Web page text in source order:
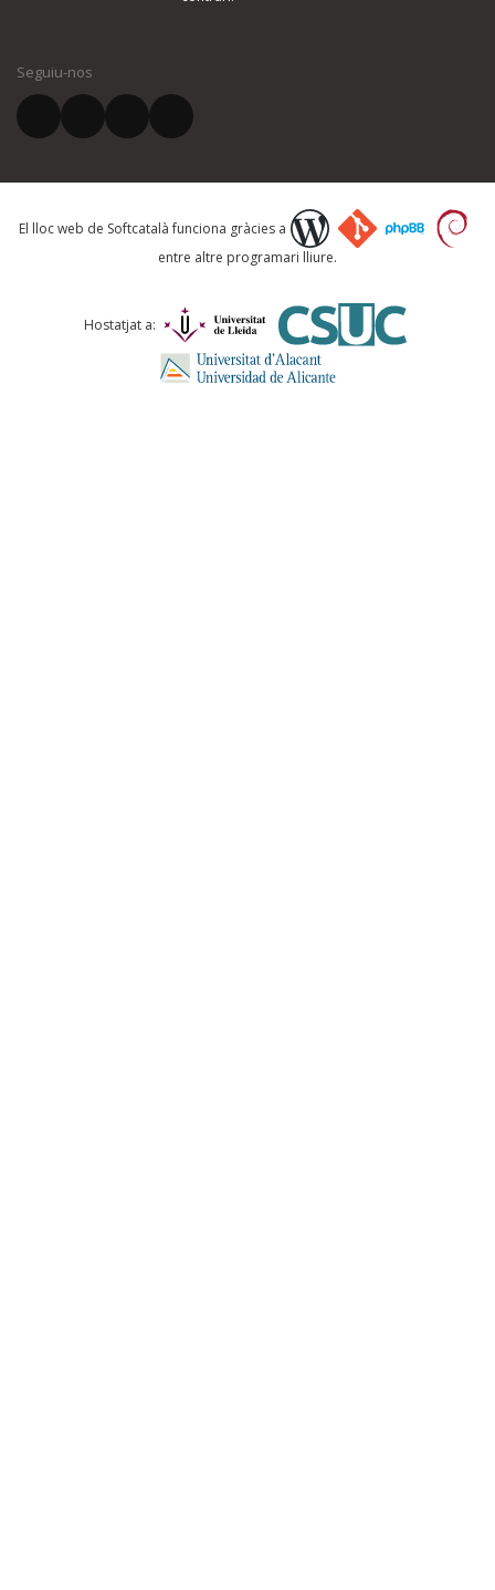
El vostre correu electrònic *
Què proposeu?
Comentari *
Seguiu-nos
El lloc web de Softcatalà funciona gràcies a
entre altre programari lliure.
Hostatjat a: